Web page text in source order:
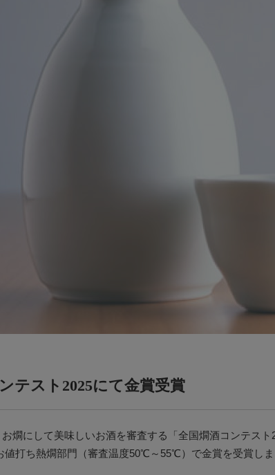
テスト2025にて金賞受賞
燗にして美味しいお酒を審査する「全国燗酒コンテスト
値打ち熱燗部門（審査温度50℃～55℃）で金賞を受賞しま